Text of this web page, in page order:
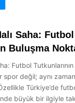
Saha: Futbol
Buluşma
Futbol
spor değil; aynı
Türkiye’de
büyük bir ilgiyle